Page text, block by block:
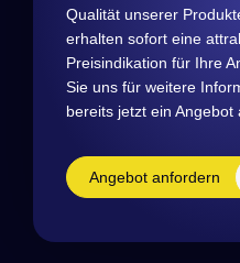
Qualität unserer
erhalten sofort eine
Preisindikation für Ihre
Sie uns für weitere
bereits jetzt ein Angebot
Angebot anfordern